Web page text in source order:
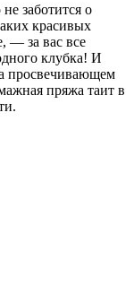
заботится о
красивых
— за вас все
клубка! И
просвечивающем
пряжа таит в